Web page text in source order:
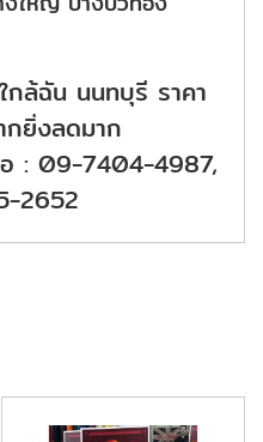
กล้ฉัน นนทบุรี ราคา
กยิ่งลดมาก
อ : 09-7404-4987,
2652